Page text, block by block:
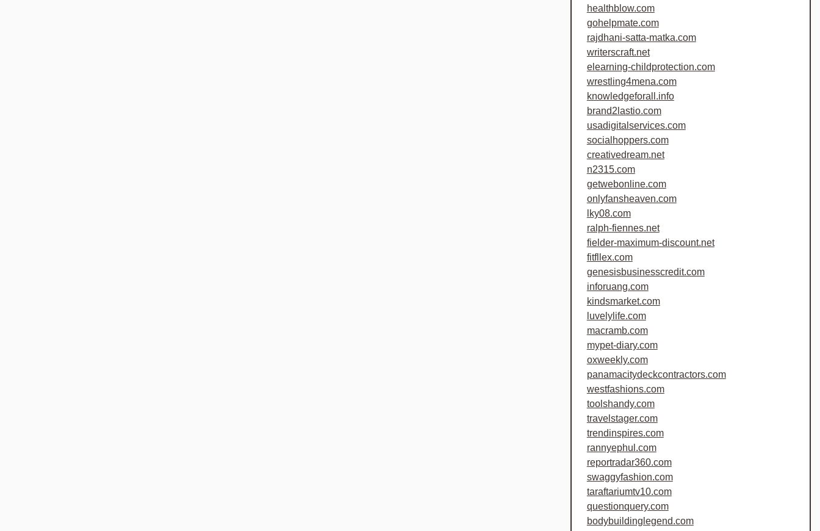
healthblow.com
gohelpmate.com
rajdhani-satta-matka.com
writerscraft.net
elearning-childprotection.com
wrestling4mena.com
knowledgeforall.info
brand2lastio.com
usadigitalservices.com
socialhoppers.com
creativedream.net
n2315.com
getwebonline.com
onlyfansheaven.com
lky08.com
ralph-fiennes.net
fielder-maximum-discount.net
fitfllex.com
genesisbusinesscredit.com
inforuang.com
kindsmarket.com
luvelylife.com
macramb.com
mypet-diary.com
oxweekly.com
panamacitydeckcontractors.com
westfashions.com
toolshandy.com
travelstager.com
trendinspires.com
rannyephul.com
reportradar360.com
swaggyfashion.com
taraftariumtv10.com
questionquery.com
bodybuildinglegend.com